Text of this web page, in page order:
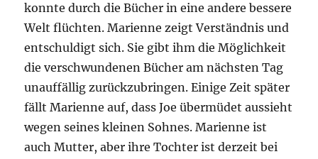
konnte durch die Bücher in eine andere bessere
Welt flüchten. Marienne zeigt Verständnis und
entschuldigt sich. Sie gibt ihm die Möglichkeit
die verschwundenen Bücher am nächsten Tag
unauffällig zurückzubringen. Einige Zeit später
fällt Marienne auf, dass Joe übermüdet aussieht
wegen seines kleinen Sohnes. Marienne ist
auch Mutter, aber ihre Tochter ist derzeit bei